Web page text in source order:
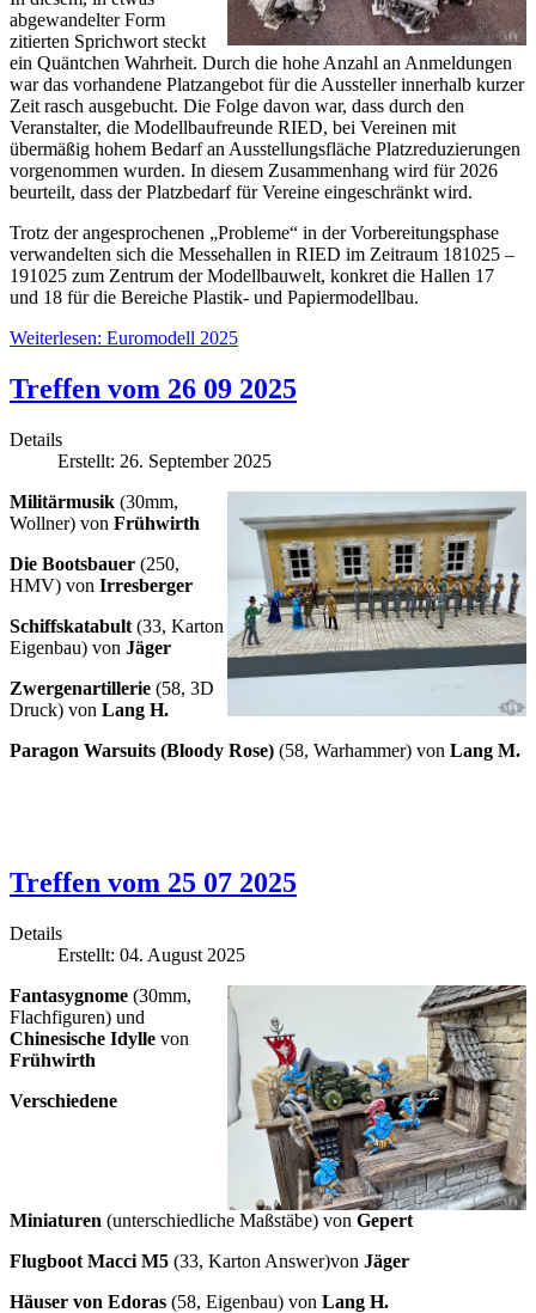
abgewandelter Form
zitierten Sprichwort steckt
ein Quäntchen Wahrheit. Durch die hohe Anzahl an Anmeldungen
war das vorhandene Platzangebot für die Aussteller innerhalb kurzer
Zeit rasch ausgebucht. Die Folge davon war, dass durch den
Veranstalter, die Modellbaufreunde RIED, bei Vereinen mit
übermäßig hohem Bedarf an Ausstellungsfläche Platzreduzierungen
vorgenommen wurden. In diesem Zusammenhang wird für 2026
beurteilt, dass der Platzbedarf für Vereine eingeschränkt wird.
Trotz der angesprochenen „Probleme“ in der Vorbereitungsphase
verwandelten sich die Messehallen in RIED im Zeitraum 181025 –
191025 zum Zentrum der Modellbauwelt, konkret die Hallen 17
und 18 für die Bereiche Plastik- und Papiermodellbau.
Weiterlesen: Euromodell 2025
Treffen vom 26 09 2025
Details
Erstellt: 26. September 2025
Militärmusik (30mm,
Wollner) von Frühwirth
Die Bootsbauer (250,
HMV) von Irresberger
Schiffskatabult (33, Karton
Eigenbau) von Jäger
Zwergenartillerie (58, 3D
Druck) von Lang H.
Paragon Warsuits (Bloody Rose) (58, Warhammer) von Lang M.
Treffen vom 25 07 2025
Details
Erstellt: 04. August 2025
Fantasygnome (30mm,
Flachfiguren) und
Chinesische Idylle von
Frühwirth
Verschiedene
Miniaturen (unterschiedliche Maßstäbe) von Gepert
Flugboot Macci M5 (33, Karton Answer)von Jäger
Häuser von Edoras (58, Eigenbau) von Lang H.